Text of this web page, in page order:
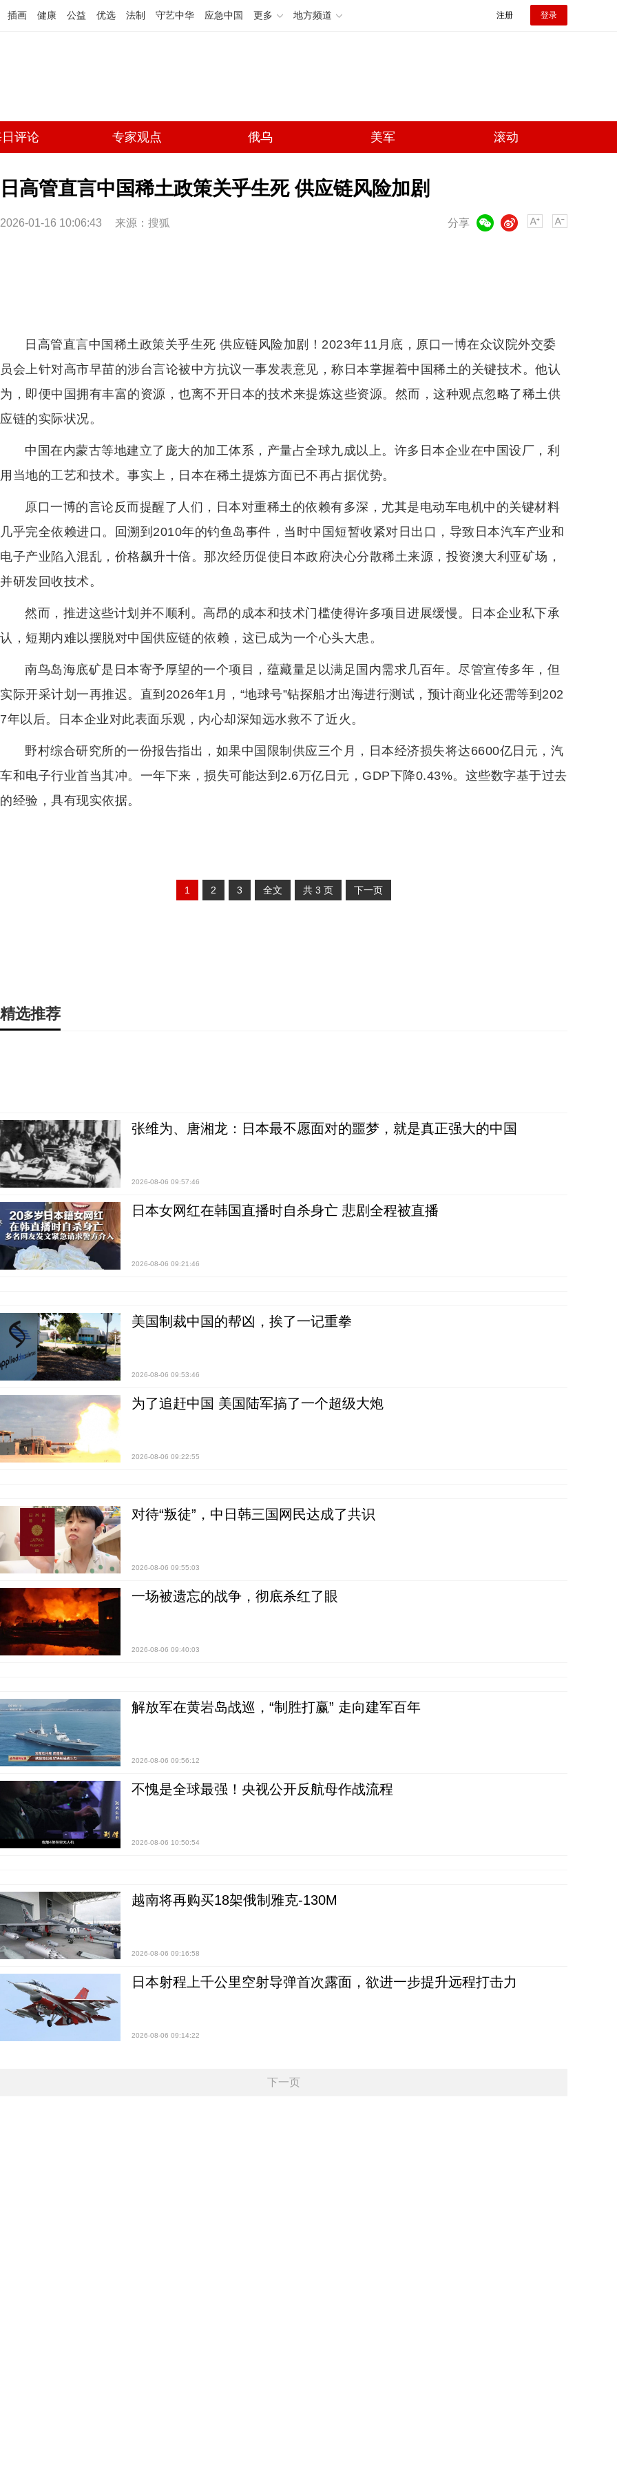
插画 健康 公益 优选 法制 守艺中华 应急中国 更多 地方频道 注册 登录
评论 专家观点 俄乌 美军 滚动
日高管直言中国稀土政策关乎生死 供应链风险加剧
2026-01-16 10:06:43 来源： 搜狐 分享
微博
日高管直言中国稀土政策关乎生死 供应链风险加剧！2023年11月底，原口一博在众议院外交委
员会上针对高市早苗的涉台言论被中方抗议一事发表意见，称日本掌握着中国稀土的关键技术。他认
为，即便中国拥有丰富的资源，也离不开日本的技术来提炼这些资源。然而，这种观点忽略了稀土供
应链的实际状况。
中国在内蒙古等地建立了庞大的加工体系，产量占全球九成以上。许多日本企业在中国设厂，利
用当地的工艺和技术。事实上，日本在稀土提炼方面已不再占据优势。
原口一博的言论反而提醒了人们，日本对重稀土的依赖有多深，尤其是电动车电机中的关键材料
几乎完全依赖进口。回溯到2010年的钓鱼岛事件，当时中国短暂收紧对日出口，导致日本汽车产业和
电子产业陷入混乱，价格飙升十倍。那次经历促使日本政府决心分散稀土来源，投资澳大利亚矿场，
并研发回收技术。
然而，推进这些计划并不顺利。高昂的成本和技术门槛使得许多项目进展缓慢。日本企业私下承
认，短期内难以摆脱对中国供应链的依赖，这已成为一个心头大患。
南鸟岛海底矿是日本寄予厚望的一个项目，蕴藏量足以满足国内需求几百年。尽管宣传多年，但
实际开采计划一再推迟。直到2026年1月，“地球号”钻探船才出海进行测试，预计商业化还需等到202
7年以后。日本企业对此表面乐观，内心却深知远水救不了近火。
野村综合研究所的一份报告指出，如果中国限制供应三个月，日本经济损失将达6600亿日元，汽
车和电子行业首当其冲。一年下来，损失可能达到2.6万亿日元，GDP下降0.43%。这些数字基于过去
的经验，具有现实依据。
1 2 3 全文 共 3 页 下一页
精选推荐
张维为、唐湘龙：日本最不愿面对的噩梦，就是真正强大的中国
2026-08-06 09:57:46
日本女网红在韩国直播时自杀身亡 悲剧全程被直播
2026-08-06 09:21:46
美国制裁中国的帮凶，挨了一记重拳
2026-08-06 09:53:46
为了追赶中国 美国陆军搞了一个超级大炮
2026-08-06 09:22:55
对待“叛徒”，中日韩三国网民达成了共识
2026-08-06 09:55:03
一场被遗忘的战争，彻底杀红了眼
2026-08-06 09:40:03
解放军在黄岩岛战巡，“制胜打赢” 走向建军百年
2026-08-06 09:56:12
不愧是全球最强！央视公开反航母作战流程
2026-08-06 10:50:54
越南将再购买18架俄制雅克-130M
2026-08-06 09:16:58
日本射程上千公里空射导弹首次露面，欲进一步提升远程打击力
2026-08-06 09:14:22
下一页